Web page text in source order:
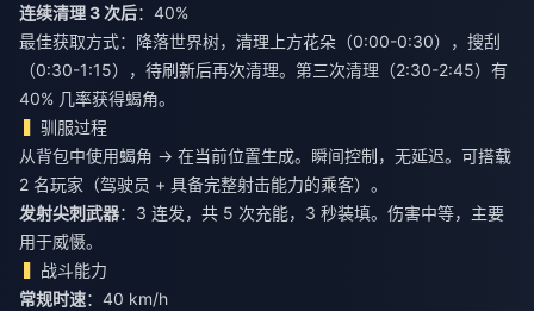
连续清理 3 次后：40%
最佳获取方式：降落世界树，清理上方花朵（0:00-0:30），搜刮
（0:30-1:15），待刷新后再次清理。第三次清理（2:30-2:45）有
40% 几率获得蝎角。
驯服过程
从背包中使用蝎角 → 在当前位置生成。瞬间控制，无延迟。可搭载
2 名玩家（驾驶员 + 具备完整射击能力的乘客）。
发射尖刺武器：3 连发，共 5 次充能，3 秒装填。伤害中等，主要
用于威慑。
战斗能力
常规时速：40 km/h